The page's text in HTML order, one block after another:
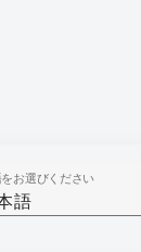
をお選びください
語